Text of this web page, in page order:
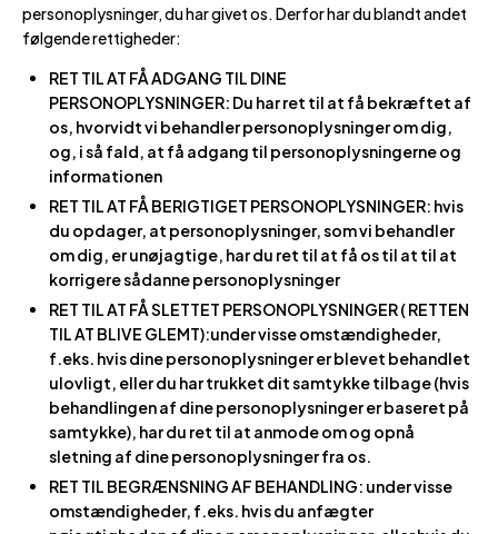
personoplysninger, du har givet os. Derfor har du blandt andet
følgende rettigheder:
RET TIL AT FÅ ADGANG TIL DINE
PERSONOPLYSNINGER: Du har ret til at få bekræftet af
os, hvorvidt vi behandler personoplysninger om dig,
og, i så fald, at få adgang til personoplysningerne og
informationen
RET TIL AT FÅ BERIGTIGET PERSONOPLYSNINGER: hvis
du opdager, at personoplysninger, som vi behandler
om dig, er unøjagtige, har du ret til at få os til at til at
korrigere sådanne personoplysninger
RET TIL AT FÅ SLETTET PERSONOPLYSNINGER ( RETTEN
TIL AT BLIVE GLEMT):under visse omstændigheder,
f.eks. hvis dine personoplysninger er blevet behandlet
ulovligt, eller du har trukket dit samtykke tilbage (hvis
behandlingen af dine personoplysninger er baseret på
samtykke), har du ret til at anmode om og opnå
sletning af dine personoplysninger fra os.
RET TIL BEGRÆNSNING AF BEHANDLING: under visse
omstændigheder, f.eks. hvis du anfægter